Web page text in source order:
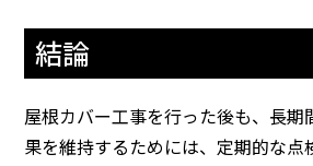
結論
屋根カバー工事を行った後も、長期
果を維持するためには、定期的な点